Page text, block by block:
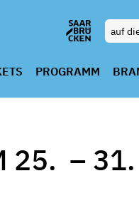
PROGRAMM
25. –